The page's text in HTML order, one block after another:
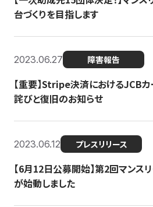
台づくりを目指します
2023.06.27 障害報告
【重要】Stripe決済におけるJCB
詫びと復旧のお知らせ
2023.06.12 プレスリリース
【6月12日公募開始】第2回マンス
が始動しました